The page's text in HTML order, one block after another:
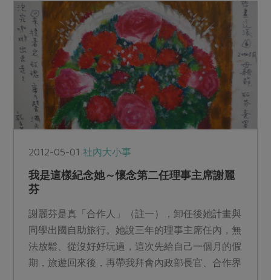
2012-05-01社內大小事
我是這樣紀念她～懷念第二任理事主席謝麗
芬
謝麗芬是真「合作人」（註一），卸任後她計畫與
同學出國自助旅行。她說三年的理事主席任內，無
法放鬆、從沒好好玩過，這次先給自己一個月的假
期，旅遊回來後，再帶我拜會內政部長官、合作界